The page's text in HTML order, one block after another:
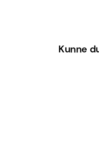
Kunne